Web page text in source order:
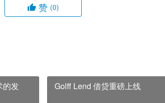
赞 (0)
的发
Golff Lend 借贷重磅上线